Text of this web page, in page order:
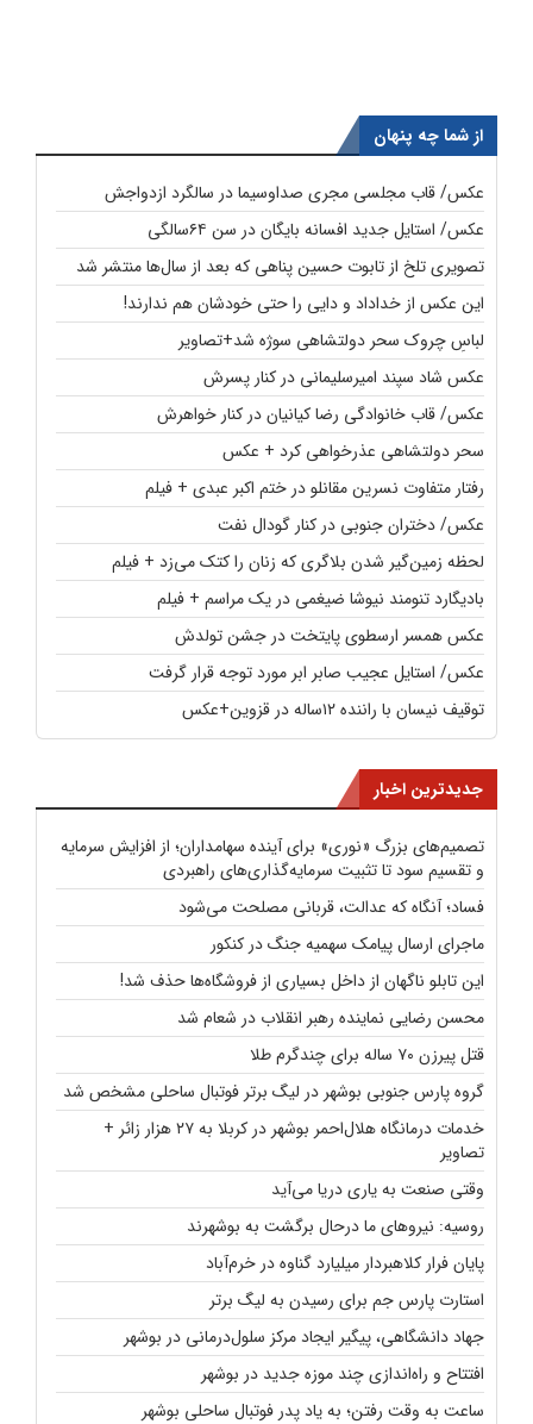
از شما چه پنهان
عکس/ قاب مجلسی مجری صداوسیما در سالگرد ازدواجش
عکس/ استایل جدید افسانه بایگان در سن ۶۴سالگی
تصویری تلخ از تابوت حسین پناهی که بعد از سال‌ها منتشر شد
این عکس از خداداد و دایی را حتی خودشان هم ندارند!
لباسِ چروک سحر دولتشاهی سوژه شد+تصاویر
عکس شاد سپند امیرسلیمانی در کنار پسرش
عکس/ قاب خانوادگی رضا کیانیان در کنار خواهرش
سحر دولتشاهی عذرخواهی کرد + عکس
رفتار متفاوت نسرین مقانلو در ختم اکبر عبدی + فیلم
عکس/ دختران جنوبی در کنار گودال نفت
لحظه زمین‌گیر شدن بلاگری که زنان را کتک می‌زد + فیلم
بادیگارد تنومند نیوشا ضیغمی در یک مراسم + فیلم
عکس همسر ارسطوی پایتخت در جشن تولدش
عکس/ استایل عجیب صابر ابر مورد توجه قرار گرفت
توقیف نیسان با راننده ۱۲ساله در قزوین+عکس
جدیدترین اخبار
تصمیم‌های بزرگ «نوری» برای آینده سهامداران؛ از افزایش سرمایه
و تقسیم سود تا تثبیت سرمایه‌گذاری‌های راهبردی
فساد؛ آنگاه که عدالت، قربانی مصلحت می‌شود
ماجرای ارسال پیامک سهمیه جنگ در کنکور
این تابلو ناگهان از داخل بسیاری از فروشگاه‌ها حذف شد!
محسن رضایی نماینده رهبر انقلاب در شعام شد
قتل پیرزن ۷۰ ساله برای چندگرم طلا
گروه پارس جنوبی بوشهر در لیگ برتر فوتبال ساحلی مشخص شد
خدمات درمانگاه هلال‌احمر بوشهر در کربلا به ۲۷ هزار زائر +
تصاویر
وقتی صنعت به یاری دریا می‌آید
روسیه: نیروهای ما درحال برگشت به بوشهرند
پایان فرار کلاهبردار میلیارد گناوه در خرم‌آباد
استارت پارس جم برای رسیدن به لیگ برتر
جهاد دانشگاهی، پیگیر ایجاد مرکز سلول‌درمانی در بوشهر
افتتاح و راه‌اندازی چند موزه جدید در بوشهر
ساعت به وقت رفتن؛ به یاد پدر فوتبال ساحلی بوشهر